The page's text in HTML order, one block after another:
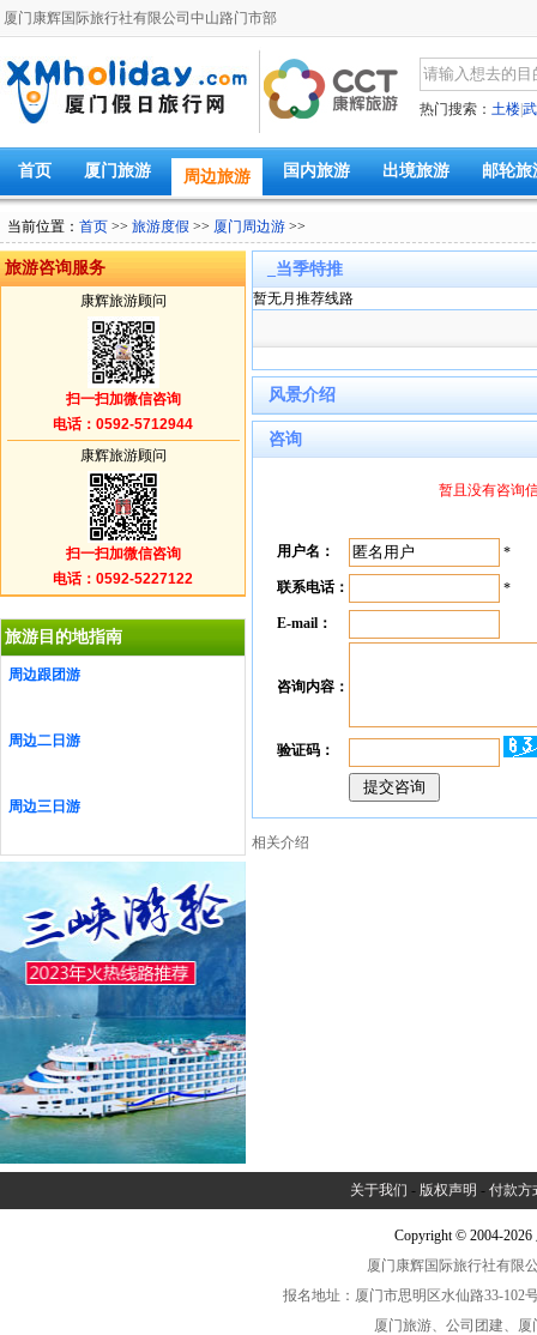
厦门康辉国际旅行社有限公司中山路门市部
热门搜索： 土楼
首页 厦门旅游 周边旅游 国内旅游 出境旅游 邮轮旅
当前位置： 首页 >> 旅游度假 >> 厦门周边游 >>
旅游咨询服务
康辉旅游顾问
扫一扫加微信咨询
电话：0592-5712944
康辉旅游顾问
扫一扫加微信咨询
电话：0592-5227122
旅游目的地指南
周边跟团游
周边二日游
周边三日游
_当季特推
暂无月推荐线路
风景介绍
咨询
暂且没有咨询
用户名： *
联系电话： *
E-mail：
咨询内容：
验证码：
相关介绍
关于我们 - 版权声明 - 付款方
Copyright © 2004-
厦门康辉国际旅行社有限
报名地址：厦门市思明区水仙路33-102
厦门旅游、公司团建、